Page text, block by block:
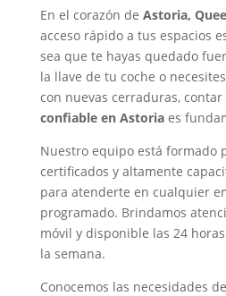
En el corazón de Astoria,
acceso rápido a tus espacios
sea que te hayas quedado
la llave de tu coche o
con nuevas cerraduras, contar
confiable en Astoria es
Nuestro equipo está formado
certificados y altamente
para atenderte en cualquier
programado. Brindamos
móvil y disponible las 24
la semana.
Conocemos las necesidades